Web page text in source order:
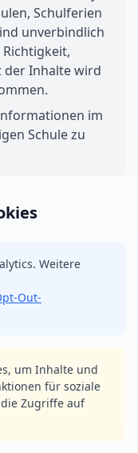
Schulferien
unverbindlich
Inhalte wird
im
Schule zu
Weitere
Out-
um Inhalte und
für soziale
Zugriffe auf